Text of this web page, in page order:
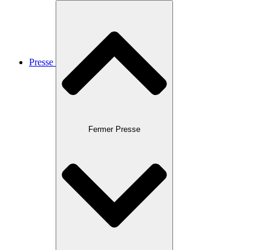
Presse
Fermer Presse